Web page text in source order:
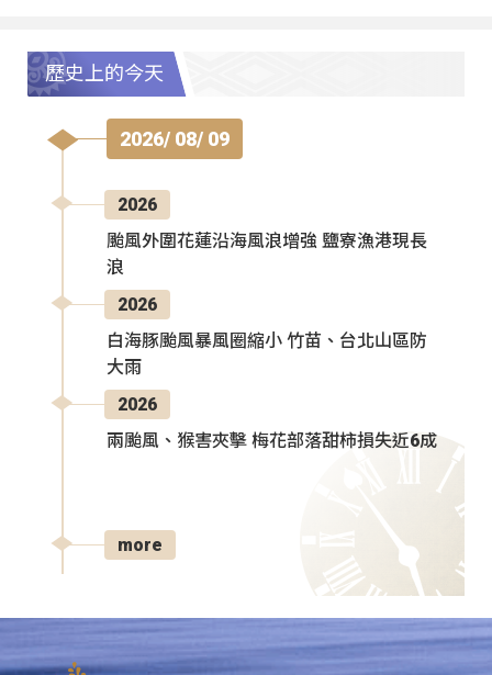
歷史上的今天
2026/ 08/ 09
2026
颱風外圍花蓮沿海風浪增強 鹽寮漁港現長
浪
2026
白海豚颱風暴風圈縮小 竹苗、台北山區防
大雨
2026
兩颱風、猴害夾擊 梅花部落甜柿損失近6成
more